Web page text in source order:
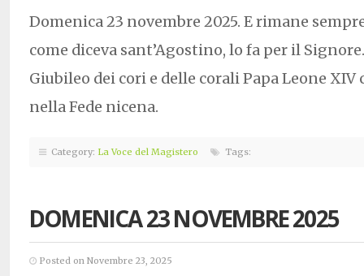
Domenica 23 novembre 2025. E rimane
come diceva sant’Agostino, lo fa per il
Giubileo dei cori e delle corali Papa Leone XIV
nella Fede nicena.
Category: La Voce del Magistero Tags:
DOMENICA 23 NOVEMBRE 2025
Posted on Novembre 23, 2025